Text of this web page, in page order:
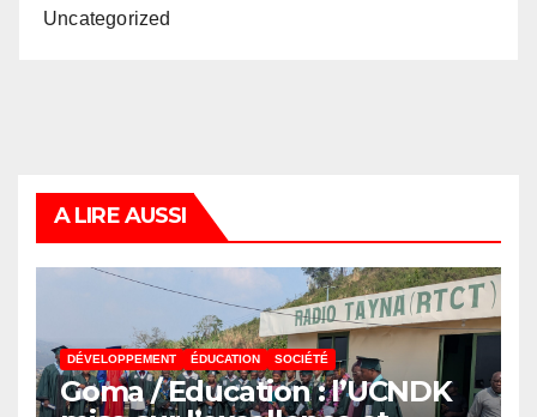
Uncategorized
A LIRE AUSSI
DÉVELOPPEMENT ÉDUCATION SOCIÉTÉ
Goma / Education : l’UCNDK